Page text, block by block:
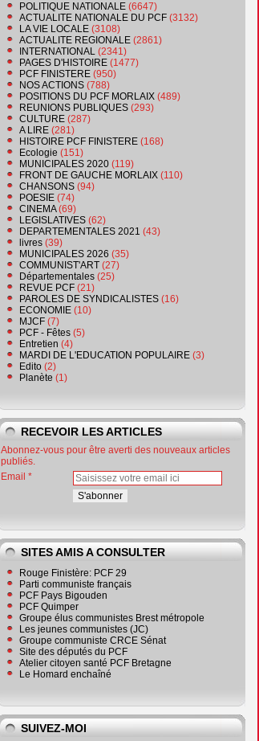
POLITIQUE NATIONALE (6647)
ACTUALITE NATIONALE DU PCF (3132)
LA VIE LOCALE (3108)
ACTUALITE REGIONALE (2861)
INTERNATIONAL (2341)
PAGES D'HISTOIRE (1477)
PCF FINISTERE (950)
NOS ACTIONS (788)
POSITIONS DU PCF MORLAIX (489)
REUNIONS PUBLIQUES (293)
CULTURE (287)
A LIRE (281)
HISTOIRE PCF FINISTERE (168)
Ecologie (151)
MUNICIPALES 2020 (119)
FRONT DE GAUCHE MORLAIX (110)
CHANSONS (94)
POESIE (74)
CINEMA(69)
LEGISLATIVES (62)
DEPARTEMENTALES 2021 (43)
livres (39)
MUNICIPALES 2026 (35)
COMMUNIST'ART (27)
Départementales (25)
REVUE PCF (21)
PAROLES DE SYNDICALISTES (16)
ECONOMIE (10)
MJCF (7)
PCF - Fêtes (5)
Entretien (4)
MARDI DE L'EDUCATION POPULAIRE (3)
Edito (2)
Planète (1)
RECEVOIR LES ARTICLES
Abonnez-vous pour être averti des nouveaux articles
publiés.
Email
SITES AMIS A CONSULTER
Rouge Finistère: PCF 29
Parti communiste français
PCF Pays Bigouden
PCF Quimper
Groupe élus communistes Brest métropole
Les jeunes communistes (JC)
Groupe communiste CRCE Sénat
Site des députés du PCF
Atelier citoyen santé PCF Bretagne
Le Homard enchaîné
SUIVEZ-MOI